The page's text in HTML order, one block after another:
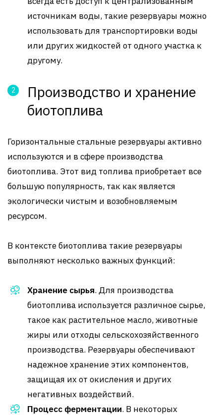
источникам воды, такие резервуары можно
использовать для транспортировки воды
или других жидкостей от одного участка к
другому.
Производство и хранение
биотоплива
Горизонтальные стальные резервуары активно
используются и в сфере производства
биотоплива. Этот вид топлива приобретает все
большую популярность, так как является
экологически чистым и возобновляемым
ресурсом.
В контексте биотоплива такие резервуары
выполняют несколько важных функций:
Хранение сырья. Для производства
биотоплива используется различное сырье,
такое как растительное масло, животные
жиры или отходы сельскохозяйственного
производства. Резервуары обеспечивают
надежное хранение этих компонентов,
защищая их от окисления и других
негативных воздействий.
Процесс ферментации. В некоторых